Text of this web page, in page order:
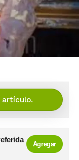
artículo.
Agregar